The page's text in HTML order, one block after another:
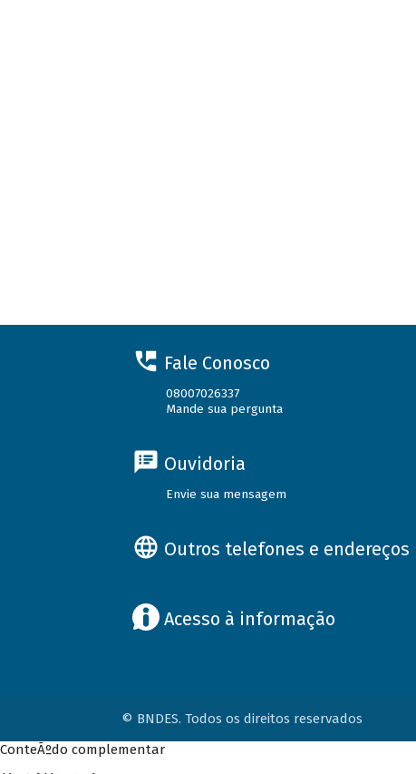
Fale Conosco
08007026337
Mande sua pergunta
Ouvidoria
Envie sua mensagem
Outros telefones e endereços
Acesso à informação
© BNDES. Todos os direitos reservados
ConteÃºdo complementar